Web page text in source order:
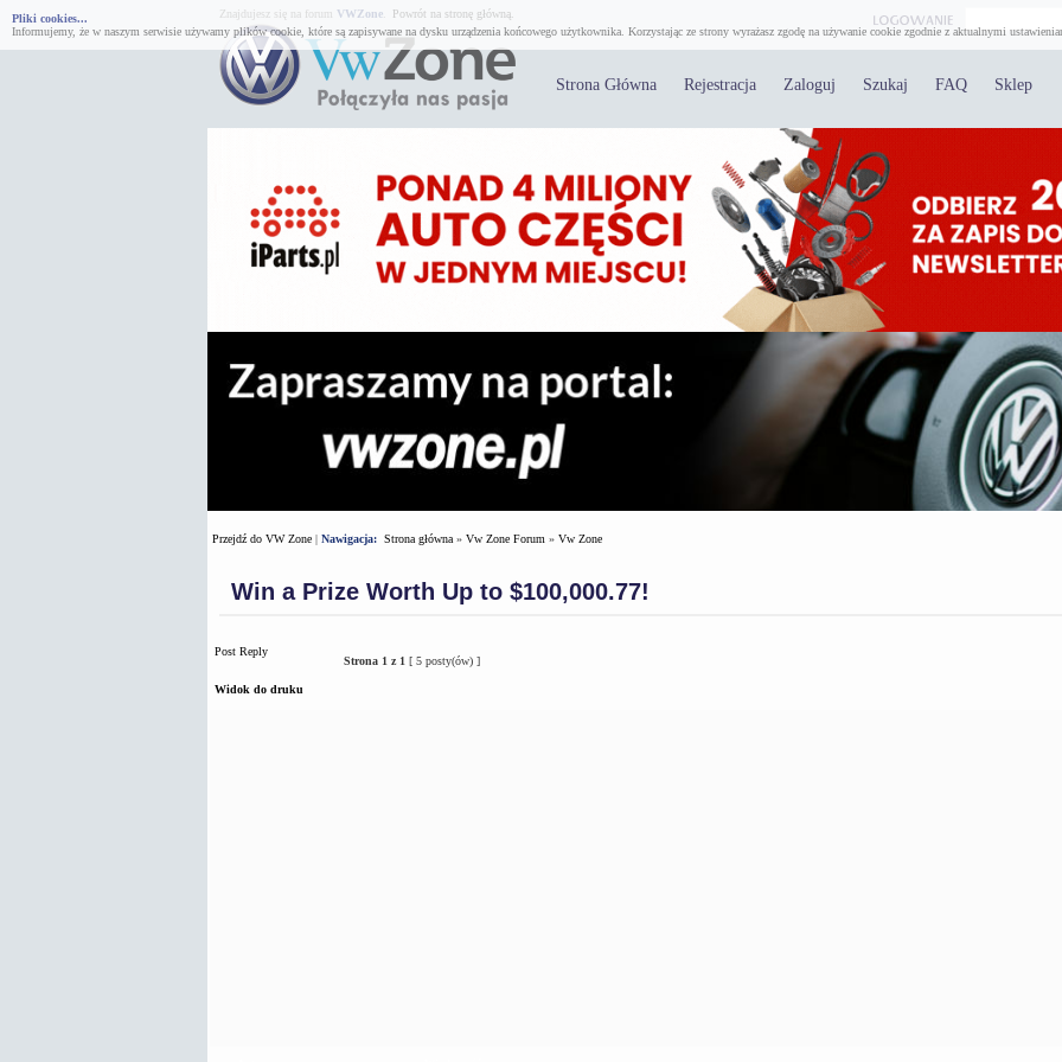
Pliki cookies...
Informujemy, że w naszym serwisie używamy plików cookie, które są zapisywane na dysku urządzenia końcowego użytkownika. Korzystając ze strony wyrażasz zgodę na używanie cookie zgodnie z aktualnymi
Znajdujesz się na forum VWZone. Powrót na stronę główną.
Strona Główna Rejestracja Zaloguj Szukaj FAQ Sklep
Przejdź do VW Zone| Nawigacja: Strona główna» Vw Zone Forum » Vw Zone
Win a Prize Worth Up to $100,000.77!
Post Reply
Strona 1 z 1 [ 5 posty(ów) ]
Widok do druku